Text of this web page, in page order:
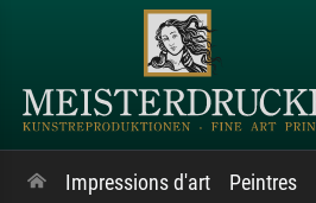
Impressions d'art Peintres